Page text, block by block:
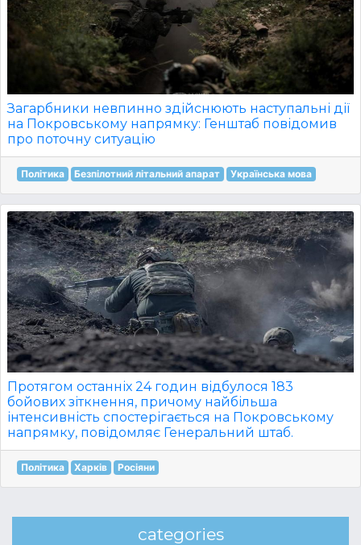
Загарбники невпинно здійснюють наступальні дії
на Покровському напрямку: Генштаб повідомив
про поточну ситуацію
Політика Безпілотний літальний апарат Українська мова
Протягом останніх 24 годин відбулося 183
бойових зіткнення, причому найбільша
інтенсивність спостерігається на Покровському
напрямку, повідомляє Генеральний штаб.
Політика Харків Росіяни
categories